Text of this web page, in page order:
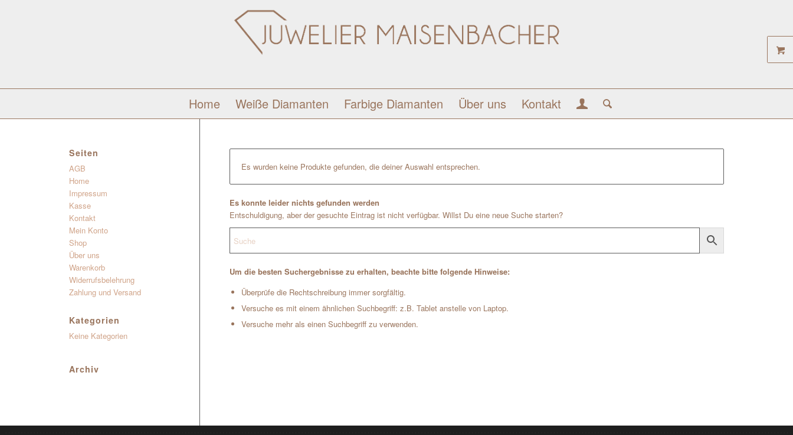
Home Weiße Diamanten Farbige Diamanten Über uns Kontakt
Es wurden keine Produkte gefunden, die deiner Auswahl entsprechen.
Es konnte leider nichts gefunden werden
Entschuldigung, aber der gesuchte Eintrag ist nicht verfügbar. Willst Du eine neue Suche starten?
Um die besten Suchergebnisse zu erhalten, beachte bitte folgende Hinweise:
Überprüfe die Rechtschreibung immer sorgfältig.
Versuche es mit einem ähnlichen Suchbegriff: z.B. Tablet anstelle von Laptop.
Versuche mehr als einen Suchbegriff zu verwenden.
Seiten
AGB
Home
Impressum
Kasse
Kontakt
Mein Konto
Shop
Über uns
Warenkorb
Widerrufsbelehrung
Zahlung und Versand
Kategorien
Keine Kategorien
Archiv